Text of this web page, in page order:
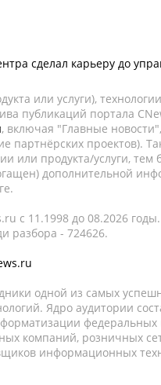
сделал карьеру до
или услуги),
публикаций портала
, включая "Главные новости",
партнёрских проектов).
или продукта/услуги, тем
дополнительной
c 11.1998 до 08.2026 годы.
разбора - 724626.
одной из самых
Ядро аудитории
компаний, розничных
информационных